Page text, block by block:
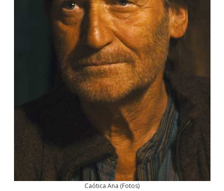
Caótica Ana (Fotos)